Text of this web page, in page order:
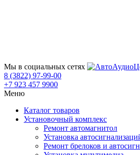
Мы в социальных сетях
8 (3822) 97-99-00
+7 923 457 9900
Меню
Каталог товаров
Установочный комплекс
Ремонт автомагнитол
Установка
Ремонт брелоков и